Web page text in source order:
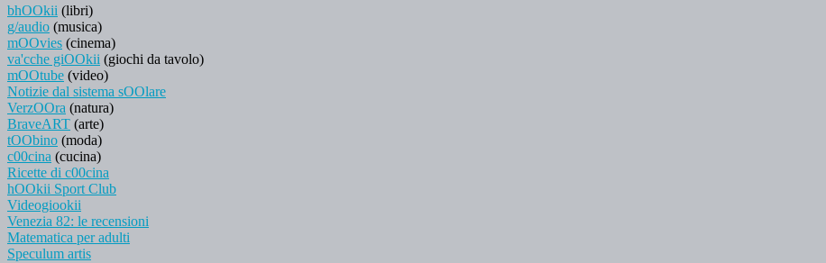
bhOOkii (libri)
g/audio (musica)
mOOvies (cinema)
va'cche giOOkii (giochi da tavolo)
mOOtube (video)
Notizie dal sistema sOOlare
VerzOOra (natura)
BraveART (arte)
tOObino (moda)
c00cina (cucina)
Ricette di c00cina
hOOkii Sport Club
Videogiookii
Venezia 82: le recensioni
Matematica per adulti
Speculum artis